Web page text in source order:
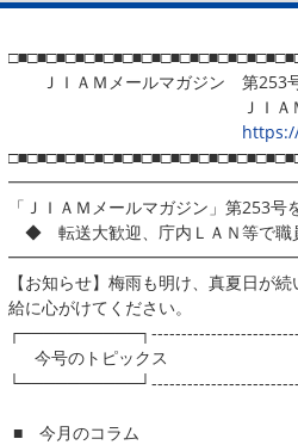
ＪＩＡＭメールマガジン 第253号
ＪＩＡＭ（全国市町
「ＪＩＡＭメールマガジン」第253号
◆ 転送大歓迎、庁内ＬＡＮ等で
【お知らせ】梅雨も明け、真夏日が
給に心がけてください。
今号のトピックス
■ 今月のコラム